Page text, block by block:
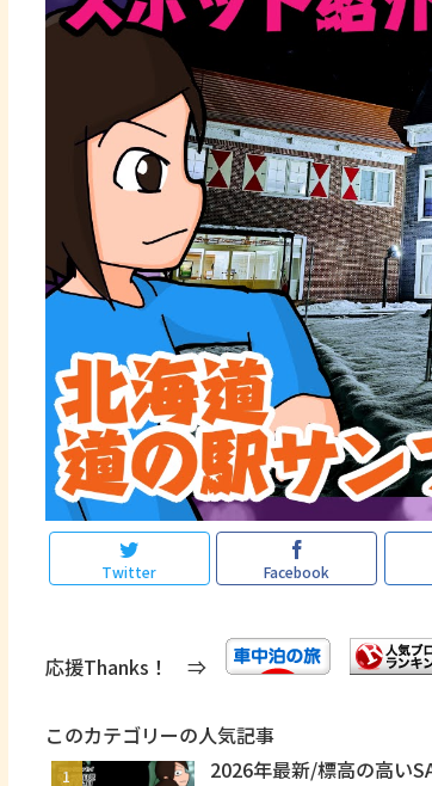
Twitter Facebook
応援Thanks！ ⇒
このカテゴリーの人気記事
2026年最新/標高の高い